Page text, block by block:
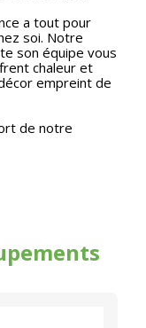
a tout pour
soi. Notre
son équipe vous
chaleur et
empreint de
de notre